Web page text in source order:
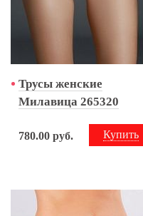
Трусы женские
Милавица 265320
Купить
780.00 руб.